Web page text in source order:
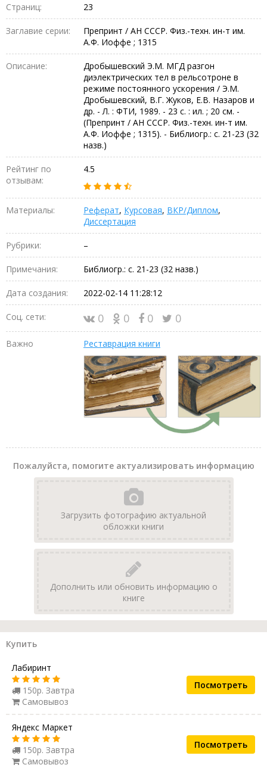
Страниц: 23
Заглавие серии:
Препринт / АН СССР. Физ.-техн. ин-т им.
А.Ф. Иоффе ; 1315
Описание:
Дробышевский Э.М. МГД разгон
диэлектрических тел в рельсотроне в
режиме постоянного ускорения / Э.М.
Дробышевский, В.Г. Жуков, Е.В. Назаров и
др. - Л. : ФТИ, 1989. - 23 с. : ил. ; 20 см. -
(Препринт / АН СССР. Физ.-техн. ин-т им.
А.Ф. Иоффе ; 1315). - Библиогр.: с. 21-23 (32
назв.)
Рейтинг по
отзывам:
4.5
Материалы: Реферат, Курсовая, ВКР/Диплом,
Диссертация
Рубрики: –
Примечания: Библиогр.: с. 21-23 (32 назв.)
Дата создания: 2022-02-14 11:28:12
Соц. сети: 0 0 0 0
Важно Реставрация книги
Пожалуйста, помогите актуализировать информацию
Загрузить фотографию актуальной
обложки книги
Дополнить или обновить информацию о
книге
Купить
Лабиринт
150р. Завтра
Самовывоз
Посмотреть
Яндекс Маркет
150р. Завтра
Самовывоз
Посмотреть